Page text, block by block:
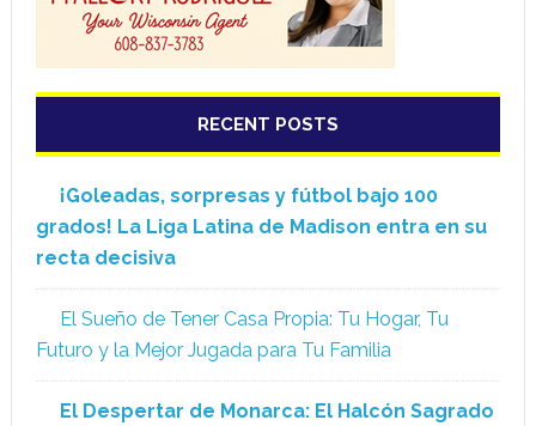
RECENT POSTS
¡Goleadas, sorpresas y fútbol bajo 100
grados! La Liga Latina de Madison entra en su
recta decisiva
El Sueño de Tener Casa Propia: Tu Hogar, Tu
Futuro y la Mejor Jugada para Tu Familia
El Despertar de Monarca: El Halcón Sagrado